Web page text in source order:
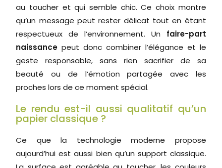
au toucher et qui semble chic. Ce choix montre
qu’un message peut rester délicat tout en étant
respectueux de l’environnement. Un faire-part
naissance peut donc combiner l’élégance et le
geste responsable, sans rien sacrifier de sa
beauté ou de l’émotion partagée avec les
proches lors de ce moment spécial.
Le rendu est-il aussi qualitatif qu’un
papier classique ?
Ce que la technologie moderne propose
aujourd’hui est aussi bien qu’un support classique.